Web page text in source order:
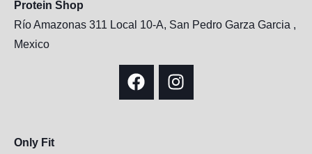
Protein Shop
Río Amazonas 311 Local 10-A, San Pedro Garza Garcia ,
Mexico
Only Fit